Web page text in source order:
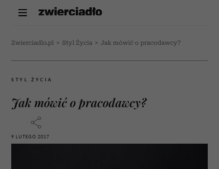
Zwierciadlo.pl > Styl Życia > Jak mówić o pracodawcy?
STYL ŻYCIA
Jak mówić o pracodawcy?
9 LUTEGO 2017